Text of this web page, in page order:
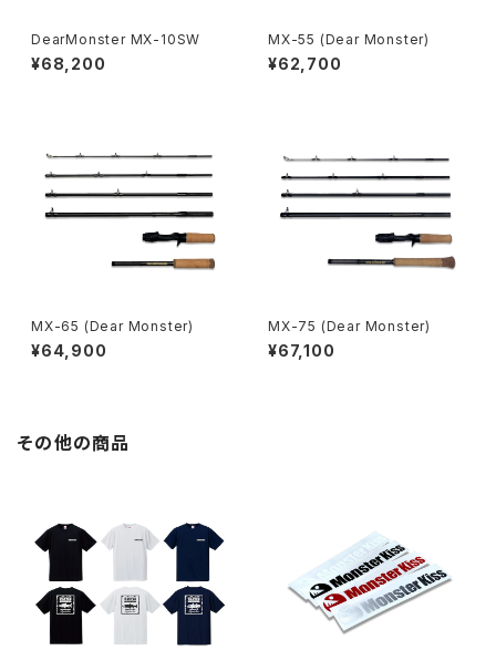
DearMonster MX-10SW
¥68,200
MX-55 (Dear Monster)
¥62,700
MX-65 (Dear Monster)
¥64,900
MX-75 (Dear Monster)
¥67,100
その他の商品